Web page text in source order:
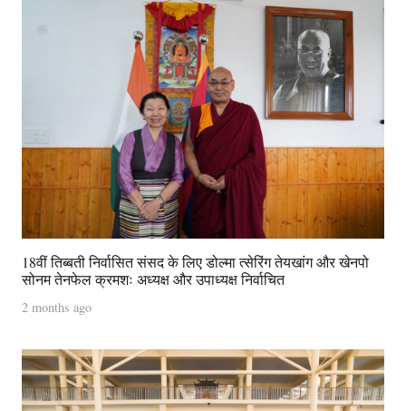
18वीं तिब्बती निर्वासित संसद के लिए डोल्मा त्सेरिंग तेयखांग और खेनपो
सोनम तेनफेल क्रमशः अध्यक्ष और उपाध्यक्ष निर्वाचित
2 months ago